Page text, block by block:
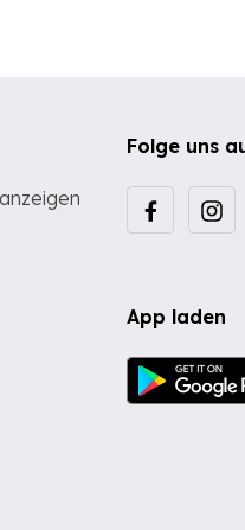
Folge uns
App laden